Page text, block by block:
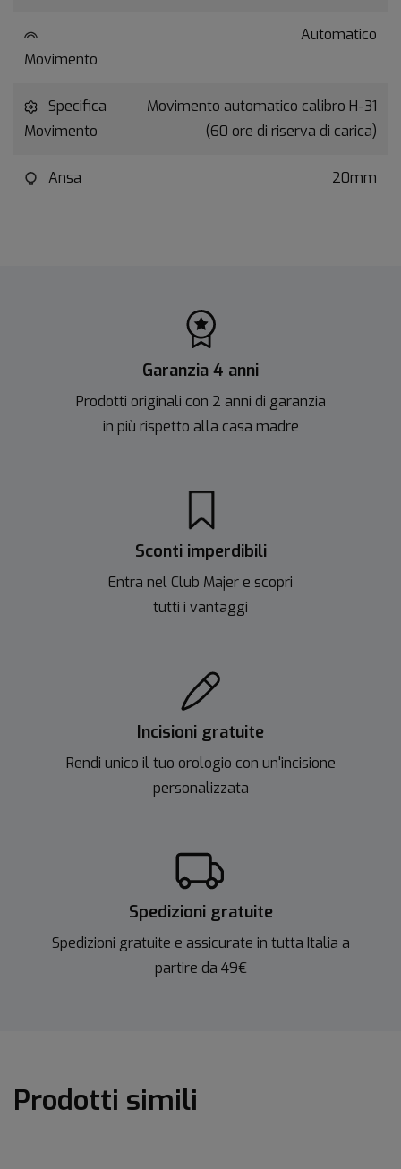
Movimento
Automatico
Specifica
Movimento
Movimento automatico calibro H-31
(60 ore di riserva di carica)
Ansa 20mm
Garanzia 4 anni
Prodotti originali con 2 anni di garanzia
in più rispetto alla casa madre
Sconti imperdibili
Entra nel Club Majer e scopri
tutti i vantaggi
Incisioni gratuite
Rendi unico il tuo orologio con un'incisione
personalizzata
Spedizioni gratuite
Spedizioni gratuite e assicurate in tutta Italia a
partire da 49€
Prodotti simili